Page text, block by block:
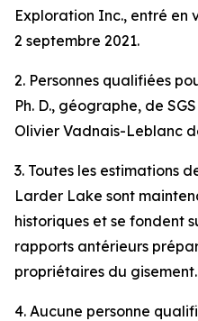
Exploration Inc., entré en
2 septembre 2021.
2. Personnes qualifiées
Ph. D., géographe, de
Olivier Vadnais-Leblanc
3. Toutes les estimations
Larder Lake sont
historiques et se fondent
rapports antérieurs
propriétaires du gisement.
4. Aucune personne